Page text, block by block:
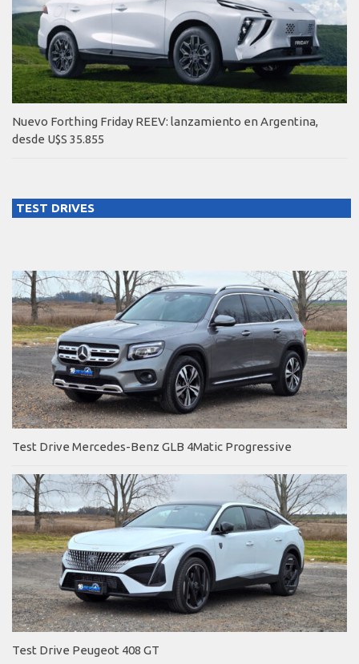
Nuevo Forthing Friday REEV: lanzamiento en Argentina,
desde U$S 35.855
TEST DRIVES
Test Drive Mercedes-Benz GLB 4Matic Progressive
Test Drive Peugeot 408 GT